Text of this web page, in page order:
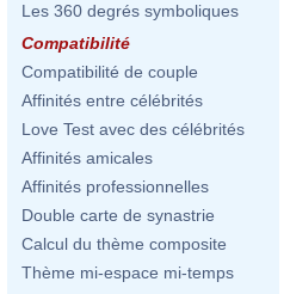
Les 360 degrés symboliques
Compatibilité
Compatibilité de couple
Affinités entre célébrités
Love Test avec des célébrités
Affinités amicales
Affinités professionnelles
Double carte de synastrie
Calcul du thème composite
Thème mi-espace mi-temps